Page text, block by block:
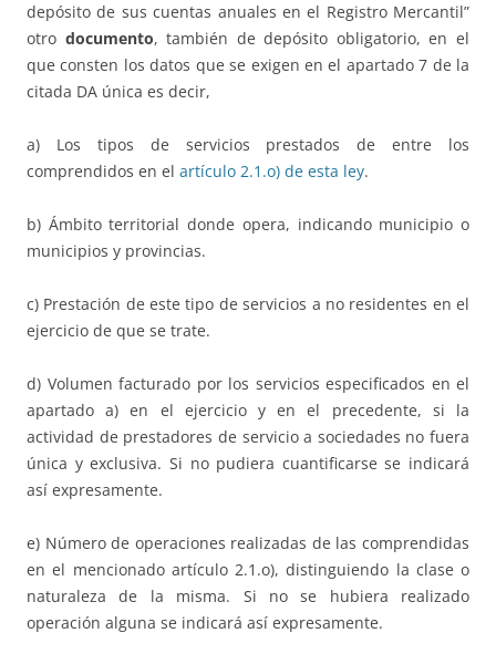
depósito de sus cuentas anuales en el Registro Mercantil”
otro documento, también de depósito obligatorio, en el
que consten los datos que se exigen en el apartado 7 de la
citada DA única es decir,
a) Los tipos de servicios prestados de entre los
comprendidos en el artículo 2.1.o) de esta ley.
b) Ámbito territorial donde opera, indicando municipio o
municipios y provincias.
c) Prestación de este tipo de servicios a no residentes en el
ejercicio de que se trate.
d) Volumen facturado por los servicios especificados en el
apartado a) en el ejercicio y en el precedente, si la
actividad de prestadores de servicio a sociedades no fuera
única y exclusiva. Si no pudiera cuantificarse se indicará
así expresamente.
e) Número de operaciones realizadas de las comprendidas
en el mencionado artículo 2.1.o), distinguiendo la clase o
naturaleza de la misma. Si no se hubiera realizado
operación alguna se indicará así expresamente.